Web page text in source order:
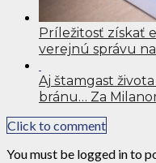
Príležitosť získať
verejnú správu
Aj štamgast
bránu… Za
Click to comment
You must be logged in to